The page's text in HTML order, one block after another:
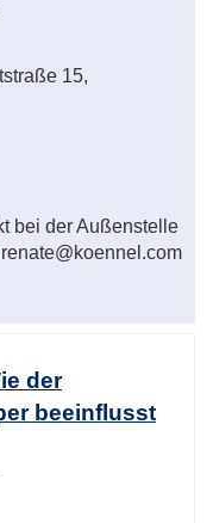
15,
bei der Außenstelle
der
beeinflusst